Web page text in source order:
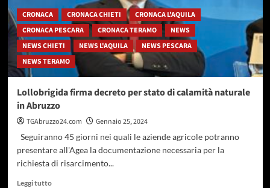
cementificio
CRONACA CRONACA CHIETI
CRONACA L'AQUILA
CRONACA PESCARA
CRONACA TERAMO
NEWS
NEWS CHIETI
NEWS L'AQUILA
NEWS PESCARA
NEWS TERAMO
Lollobrigida firma decreto per stato di calamità naturale
in Abruzzo
TGAbruzzo24.com
Gennaio 25, 2024
Seguiranno 45 giorni nei quali le aziende agricole potranno
presentare all'Agea la documentazione necessaria per la
richiesta di risarcimento...
Leggi tuttoLeggi